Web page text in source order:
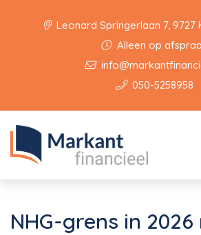
Leonard Springerlaan 7, 9727
Alleen op
050-5258958
NHG-grens in